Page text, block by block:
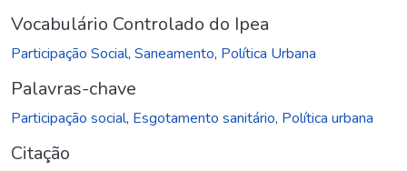
Vocabulário Controlado do Ipea
Participação Social, Saneamento, Política Urbana
Palavras-chave
Participação social, Esgotamento sanitário, Política urbana
Citação